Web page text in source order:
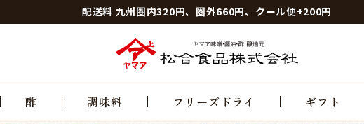
配送料 九州圏内320円、圏外660円、クール便+200円
酢 調味料 フリーズドライ ギフト